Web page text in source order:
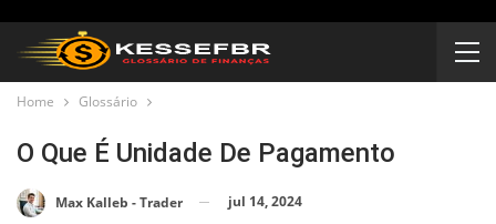
Home Glossário
O Que É Unidade De Pagamento
Max Kalleb - Trader jul 14, 2024